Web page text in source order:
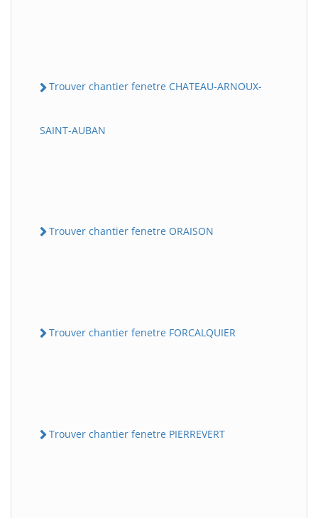
Trouver chantier fenetre CHATEAU-ARNOUX-
SAINT-AUBAN
Trouver chantier fenetre ORAISON
Trouver chantier fenetre FORCALQUIER
Trouver chantier fenetre PIERREVERT